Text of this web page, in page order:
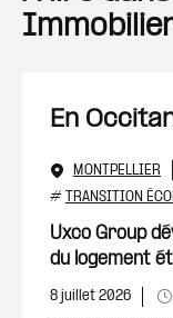
En
MONTPELLIER
# TRANSITION
Uxco Group
du logement
8 juillet 2026